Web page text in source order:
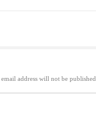
address will not be published.